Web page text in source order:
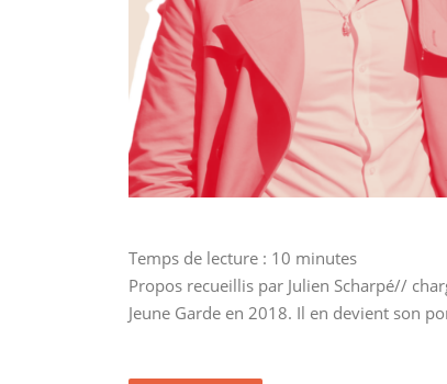
Temps de lecture : 10 minutes
Propos recueillis par Julien Scharpé//
Jeune Garde en 2018. Il en devient son